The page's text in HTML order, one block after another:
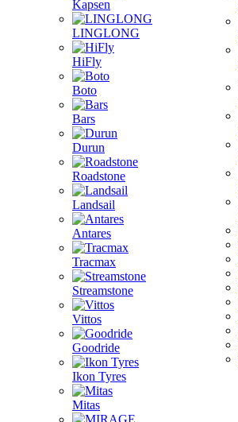
Kapsen
LINGLONG
HiFly
Boto
Bars
Durun
Roadstone
Landsail
Antares
Tracmax
Streamstone
Vittos
Goodride
Ikon Tyres
Mitas